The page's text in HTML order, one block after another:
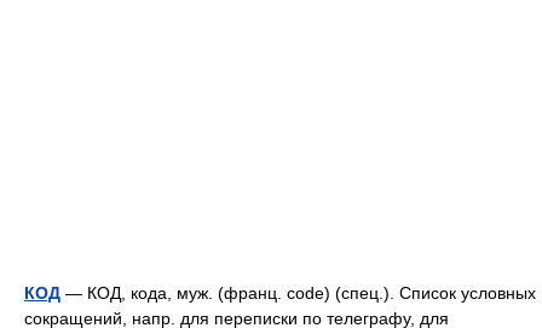
КОД — КОД, кода, муж. (франц. code) (спец.). Список условных
сокращений, напр. для переписки по телеграфу, для